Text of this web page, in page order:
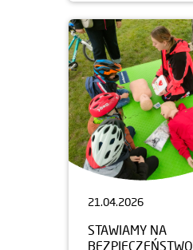
21.04.2026
STAWIAMY NA
BEZPIECZEŃSTWO